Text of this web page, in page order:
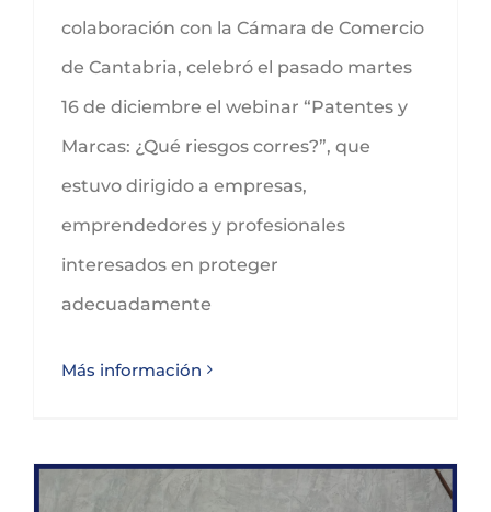
colaboración con la Cámara de Comercio
de Cantabria, celebró el pasado martes
16 de diciembre el webinar “Patentes y
Marcas: ¿Qué riesgos corres?”, que
estuvo dirigido a empresas,
emprendedores y profesionales
interesados en proteger
adecuadamente
Más información